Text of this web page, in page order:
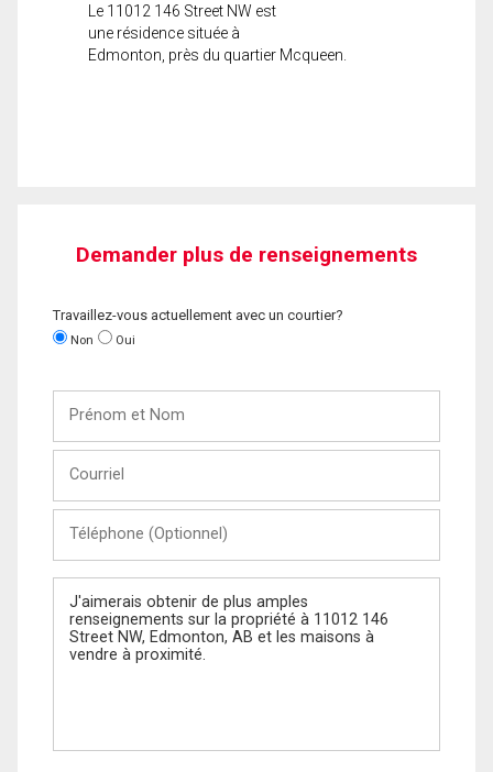
Le 11012 146 Street NW est
une résidence située à
Edmonton, près du quartier Mcqueen.
Demander plus de renseignements
Travaillez-vous actuellement avec un courtier?
Non Oui
Nom
(Optionnel)
Message